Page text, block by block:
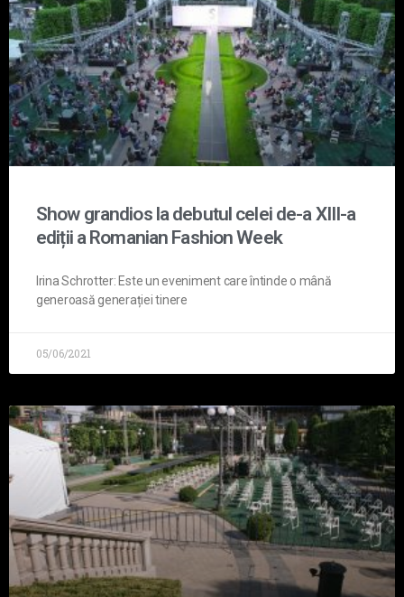
Show grandios la debutul celei de-a XIII-a
ediții a Romanian Fashion Week
Irina Schrotter: Este un eveniment care întinde o mână
generoasă generației tinere
05/06/2021